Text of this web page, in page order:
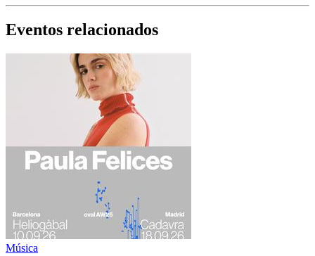
Eventos relacionados
Música